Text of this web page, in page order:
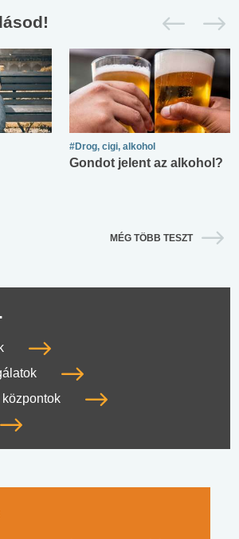
#Drog, cigi, alkohol
Gondot jelent az alkohol?
MÉG TÖBB TESZT